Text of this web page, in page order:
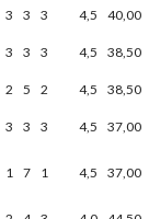
3 3 3 4,5 40,00
3 3 3 4,5 38,50
2 5 2 4,5 38,50
3 3 3 4,5 37,00
1 7 1 4,5 37,00